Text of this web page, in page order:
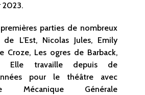
2023.
parties de nombreux
L’Est, Nicolas Jules, Emily
Croze, Les ogres de Barback,
Elle travaille depuis de
pour le théâtre avec
Mécanique Générale